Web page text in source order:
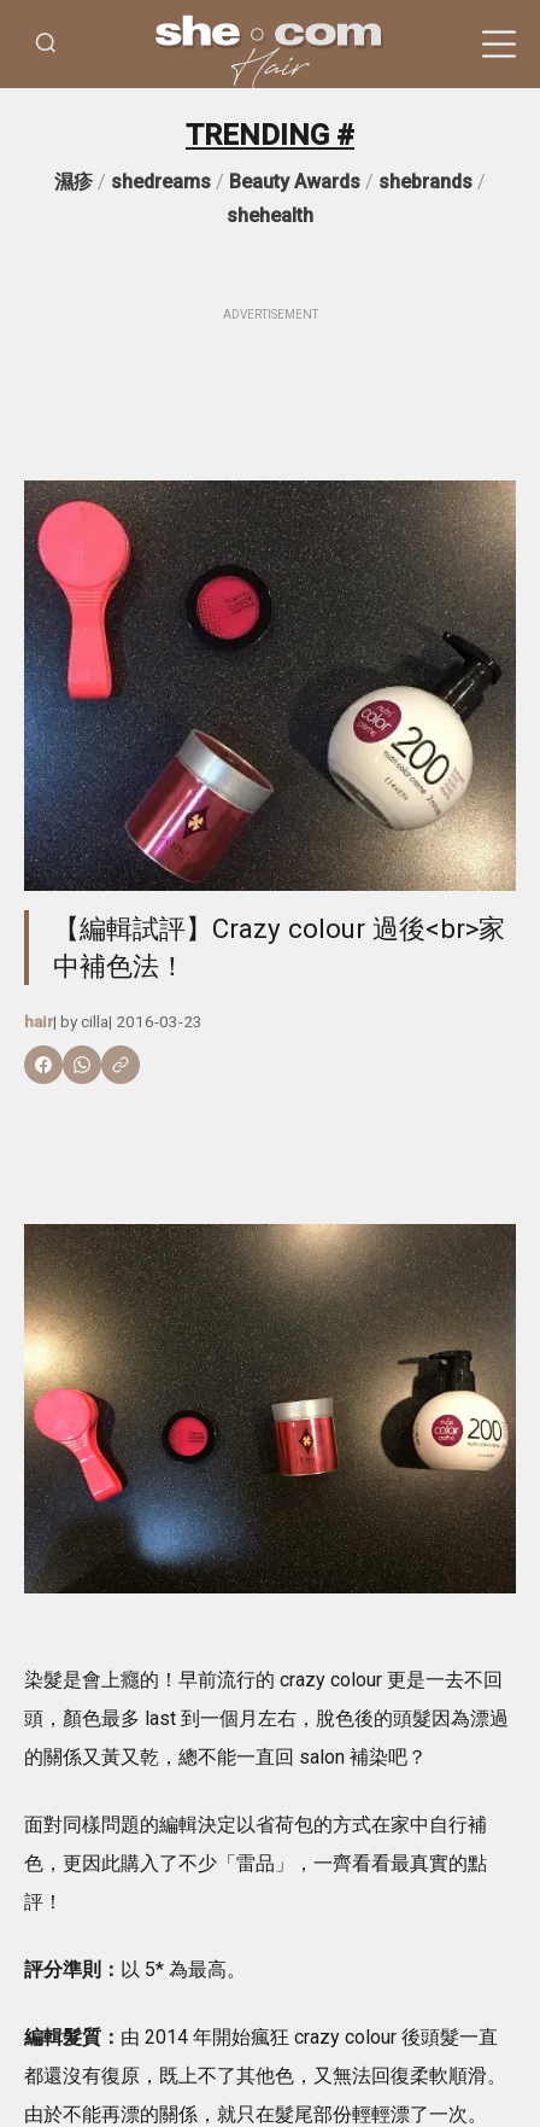
TRENDING #
濕疹 / shedreams / Beauty Awards / shebrands /
shehealth
ADVERTISEMENT
【編輯試評】Crazy colour 過後<br>家
中補色法！
hair| bycilla| 2016-03-23
染髮是會上癮的！早前流行的 crazy colour 更是一去不回
頭，顏色最多 last 到一個月左右，脫色後的頭髮因為漂過
的關係又黃又乾，總不能一直回 salon 補染吧？
面對同樣問題的編輯決定以省荷包的方式在家中自行補
色，更因此購入了不少「雷品」，一齊看看最真實的點
評！
評分準則： 以 5* 為最高。
編輯髮質： 由 2014 年開始瘋狂 crazy colour 後頭髮一直
都還沒有復原，既上不了其他色，又無法回復柔軟順滑。
由於不能再漂的關係，就只在髮尾部份輕輕漂了一次。